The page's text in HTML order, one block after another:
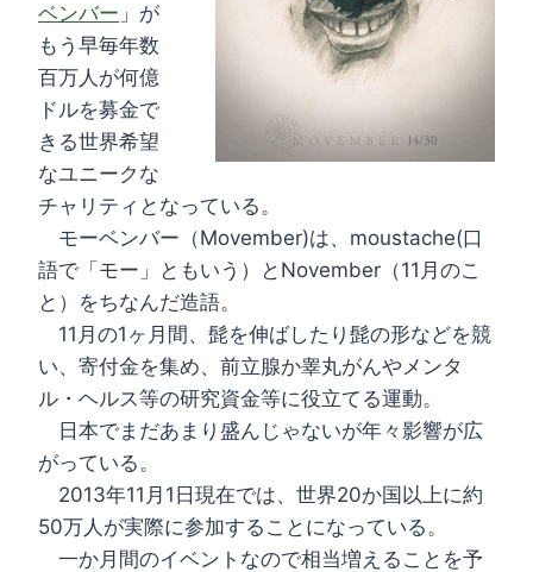
ベンバー 」が
もう早毎年数
百万人が何億
ドルを募金で
きる世界希望
なユニークな
チャリティとなっている。
モーベンバー（Movember)は、moustache(口
語で「モー」ともいう）とNovember（11月のこ
と）をちなんだ造語。
11月の1ヶ月間、髭を伸ばしたり髭の形などを競
い、寄付金を集め、前立腺か睾丸がんやメンタ
ル・ヘルス等の研究資金等に役立てる運動。
日本でまだあまり盛んじゃないが年々影響が広
がっている。
2013年11月1日現在では、世界20か国以上に約
50万人が実際に参加することになっている。
一か月間のイベントなので相当増えることを予